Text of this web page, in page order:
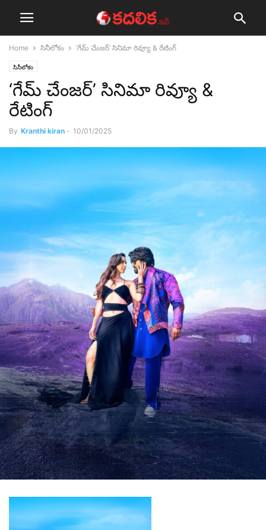
Home సినీలోకం ‘గేమ్ చేంజర్’ సినిమా రివ్యూ & రేటింగ్
సినీలోకం
‘గేమ్ చేంజర్’ సినిమా రివ్యూ &
రేటింగ్
By Kranthi kiran - 10/01/2025